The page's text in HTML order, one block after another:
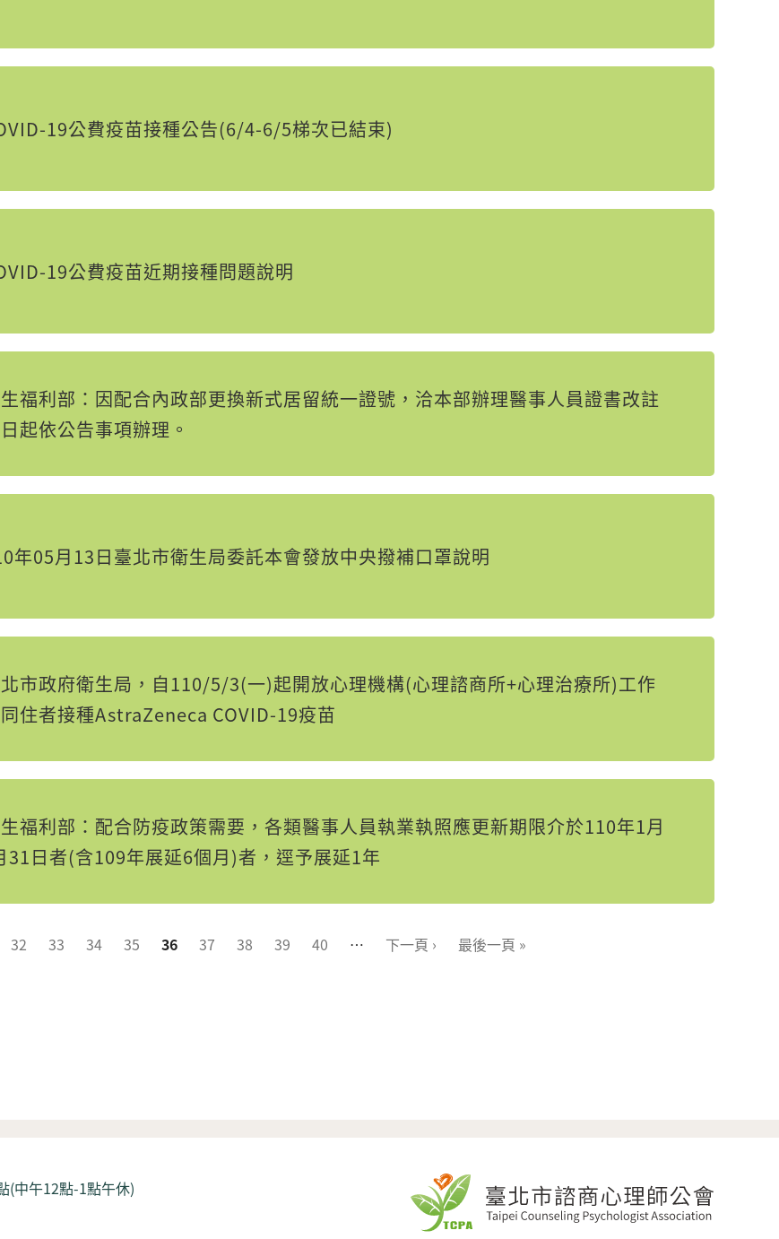
19公費疫苗接種公告(6/4-6/5梯次已結束)
19公費疫苗近期接種問題說明
生福利部：因配合內政部更換新式居留統一證號，洽本部辦理醫事人員證書改註
起依公告事項辦理。
年05月13日臺北市衛生局委託本會發放中央撥補口罩說明
北市政府衛生局，自110/5/3(一)起開放心理機構(心理諮商所+心理治療所)工作
住者接種AstraZeneca COVID-19疫苗
生福利部：配合防疫政策需要，各類醫事人員執業執照應更新期限介於110年1月
31日者(含109年展延6個月)者，逕予展延1年
32 33 34 35 36 37 38 39 40 … 下一頁 › 最後一頁 »
(中午12點-1點午休)